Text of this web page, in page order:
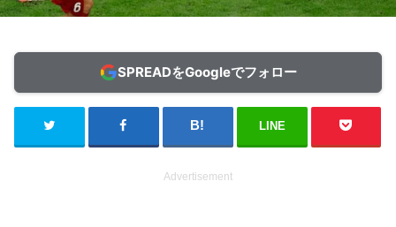
SPREADをGoogleでフォロー
LINE
Advertisement